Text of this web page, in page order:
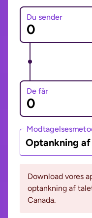
Du sender
De får
Optankning
Download vores
optankning af
Canada.